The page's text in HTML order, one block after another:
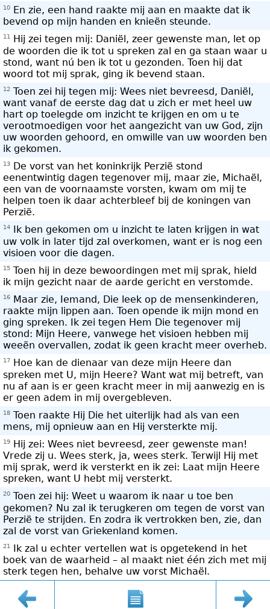
10
En zie, een hand raakte mij aan en maakte dat ik
bevend op mijn handen en knieën steunde.
11
Hij zei tegen mij: Daniël, zeer gewenste man, let op
de woorden die ik tot u spreken zal en ga staan waar u
stond, want nú ben ik tot u gezonden. Toen hij dat
woord tot mij sprak, ging ik bevend staan.
12 Toen zei hij tegen mij: Wees niet bevreesd, Daniël,
want vanaf de eerste dag dat u zich er met heel uw
hart op toelegde om inzicht te krijgen en om u te
verootmoedigen voor het aangezicht van uw God, zijn
uw woorden gehoord, en omwille van uw woorden ben
ik gekomen.
13
De vorst van het koninkrijk Perzië stond
eenentwintig dagen tegenover mij, maar zie, Michaël,
een van de voornaamste vorsten, kwam om mij te
helpen toen ik daar achterbleef bij de koningen van
Perzië.
14
Ik ben gekomen om u inzicht te laten krijgen in wat
uw volk in later tijd zal overkomen, want er is nog een
visioen voor die dagen.
15 Toen hij in deze bewoordingen met mij sprak, hield
ik mijn gezicht naar de aarde gericht en verstomde.
16
Maar zie, Iemand, Die leek op de mensenkinderen,
raakte mijn lippen aan. Toen opende ik mijn mond en
ging spreken. Ik zei tegen Hem Die tegenover mij
stond: Mijn Heere, vanwege het visioen hebben mij
weeën overvallen, zodat ik geen kracht meer overheb.
17
Hoe kan de dienaar van deze mijn Heere dan
spreken met U, mijn Heere? Want wat mij betreft, van
nu af aan is er geen kracht meer in mij aanwezig en is
er geen adem in mij overgebleven.
18 Toen raakte Hij Die het uiterlijk had als van een
mens, mij opnieuw aan en Hij versterkte mij.
19
Hij zei: Wees niet bevreesd, zeer gewenste man!
Vrede zij u. Wees sterk, ja, wees sterk. Terwijl Hij met
mij sprak, werd ik versterkt en ik zei: Laat mijn Heere
spreken, want U hebt mij versterkt.
20 Toen zei hij: Weet u waarom ik naar u toe ben
gekomen? Nu zal ik terugkeren om tegen de vorst van
Perzië te strijden. En zodra ik vertrokken ben, zie, dan
zal de vorst van Griekenland komen.
21
Ik zal u echter vertellen wat is opgetekend in het
boek van de waarheid – al maakt niet één zich met mij
sterk tegen hen, behalve uw vorst Michaël.